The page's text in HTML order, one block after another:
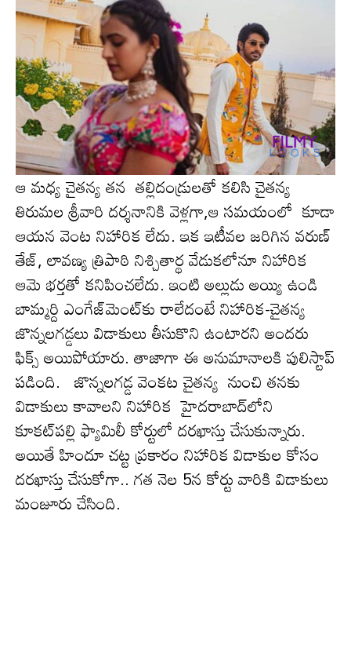
ఆ మ‌ధ్య చైత‌న్య త‌న తల్లిదండ్రులతో కలిసి చైతన్య
తిరుమల శ్రీవారి దర్శనానికి వెళ్ల‌గా,ఆ స‌మ‌యంలో కూడా
ఆయన వెంట నిహారిక లేదు. ఇక ఇటీవ‌ల జ‌రిగిన‌ వరుణ్
తేజ్, లావణ్య త్రిపాఠి నిశ్చితార్థ వేడుకలోనూ నిహారిక
ఆమె భర్తతో కనిపించలేదు. ఇంటి అల్లుడు అయ్యి ఉండి
బామ్మర్ది ఎంగేజ్‌మెంట్‌కు రాలేదంటే నిహారిక-చైతన్య
జొన్నలగడ్డలు విడాకులు తీసుకొని ఉంటార‌ని అంద‌రు
ఫిక్స్ అయిపోయారు. తాజాగా ఈ అనుమానాల‌కి పులిస్టాప్
ప‌డింది. జొన్నలగడ్డ వెంకట చైతన్య నుంచి త‌న‌కు
విడాకులు కావాలని నిహారిక హైదరాబాద్‌లోని
కూకట్‌పల్లి ఫ్యామిలీ కోర్టులో దరఖాస్తు చేసుకున్నారు.
అయితే హిందూ చట్ట ప్రకారం నిహారిక విడాకుల కోసం
దరఖాస్తు చేసుకోగా.. గ‌త నెల 5న కోర్టు వారికి విడాకులు
మంజూరు చేసింది.